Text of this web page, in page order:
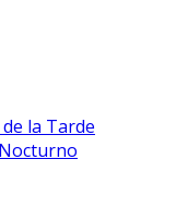
la Tarde